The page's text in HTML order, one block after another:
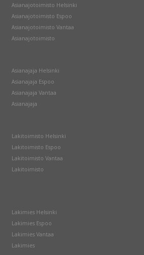
Asianajotoimisto Helsinki
Asianajotoimisto Espoo
Asianajotoimisto Vantaa
Asianajotoimisto
Asianajaja Helsinki
Asianajaja Espoo
Asianajaja Vantaa
Asianajaja
Lakitoimisto Helsinki
Lakitoimisto Espoo
Lakitoimisto Vantaa
Lakitoimisto
Lakimies Helsinki
Lakimies Espoo
Lakimies Vantaa
Lakimies